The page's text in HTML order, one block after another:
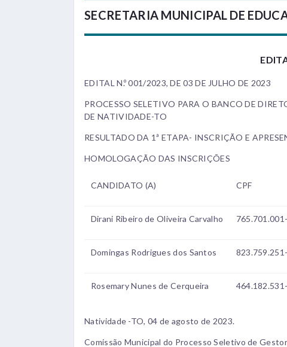
SECRETARIA MUNICIPAL DE
EDITAL N.º 001/2023, DE 03 DE JULHO DE 2023
PROCESSO SELETIVO PARA O BANCO DE
DE NATIVIDADE-TO
RESULTADO DA 1ª ETAPA- INSCRIÇÃO E
HOMOLOGAÇÃO DAS INSCRIÇÕES
CANDIDATO (A) CPF
Dirani Ribeiro de Oliveira Carvalho
Domingas Rodrigues dos Santos
Rosemary Nunes de Cerqueira
Natividade -TO, 04 de agosto de 2023.
Comissão Municipal do Processo Seletivo de